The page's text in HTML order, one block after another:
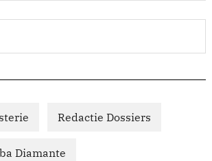
Redactie Dossiers
Diamante